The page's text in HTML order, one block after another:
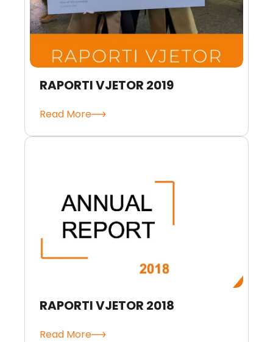
RAPORTI VJETOR 2019
Read More
RAPORTI VJETOR 2018
Read More